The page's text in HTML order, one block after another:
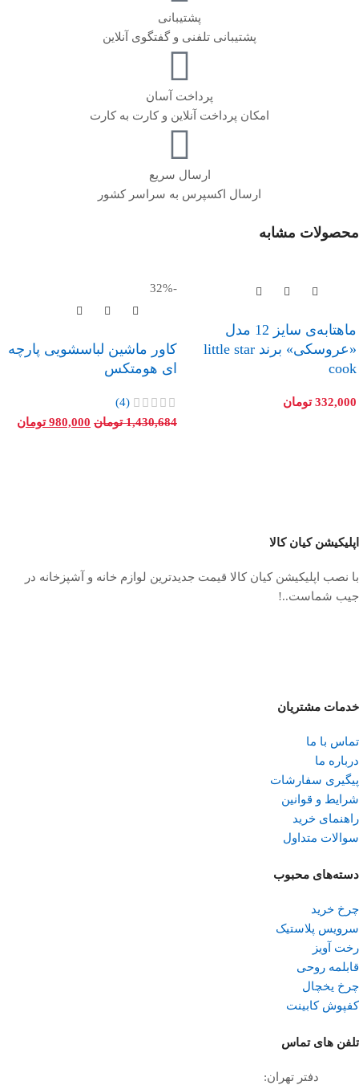
پشتیبانی
پشتیبانی تلفنی و گفتگوی آنلاین
پرداخت آسان
امکان پرداخت آنلاین و کارت به کارت
ارسال سریع
ارسال اکسپرس به سراسر کشور
محصولات مشابه
ماهتابه‌ی سایز 12 مدل
«عروسکی» برند little star
cook
332,000 تومان
-32%
کاور ماشین لباسشویی پارچه
ای هومتکس
(4)
1,430,684 تومان 980,000 تومان
اپلیکیشن کیان کالا
با نصب اپلیکیشن کیان کالا قیمت جدیدترین لوازم خانه و آشپزخانه در
جیب شماست..!
خدمات مشتریان
تماس با ما
درباره ما
پیگیری سفارشات
شرایط و قوانین
راهنمای خرید
سوالات متداول
دسته‌های محبوب
چرخ خرید
سرویس پلاستیک
رخت آویز
قابلمه روحی
چرخ یخچال
کفپوش کابینت
تلفن ‌های تماس
دفتر تهران: